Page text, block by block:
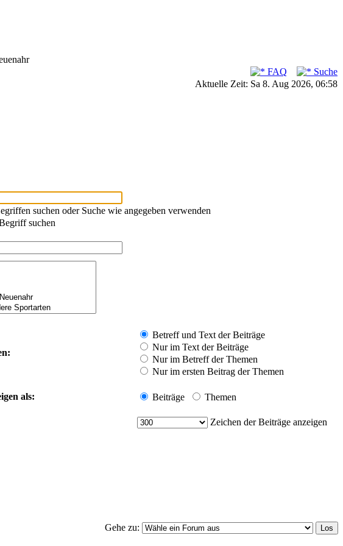
FAQ
Suche
Aktuelle Zeit: Sa 8. Aug 2026, 06:58
suchen oder Suche wie angegeben verwenden
suchen
Betreff und Text der Beiträge
Nur im Text der Beiträge
Nur im Betreff der Themen
Nur im ersten Beitrag der Themen
als: Beiträge Themen
Zeichen der Beiträge anzeigen
Gehe zu: